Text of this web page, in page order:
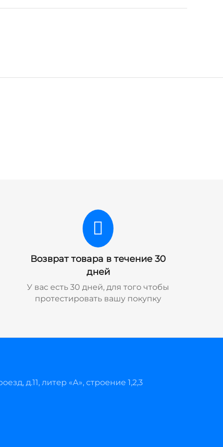
Возврат товара в течение 30
дней
У вас есть 30 дней, для того чтобы
протестировать вашу покупку
д.11, литер «А», строение 1,2,3